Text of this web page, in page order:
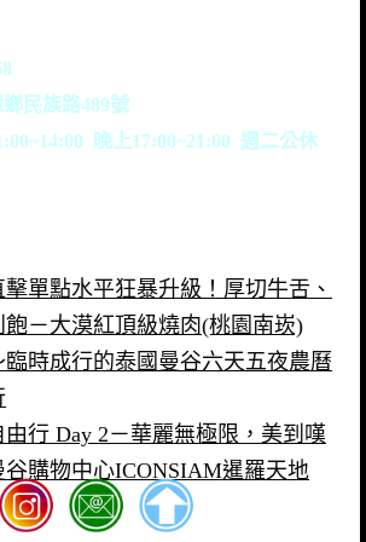
民族路489號
晚上17:00~21:00 週二公休
單點水平狂暴升級！厚切牛舌、
飽－大漠紅頂級燒肉(桃園南崁)
時成行的泰國曼谷六天五夜農曆
由行 Day 2－華麗無極限，美到嘆
購物中心ICONSIAM暹羅天地